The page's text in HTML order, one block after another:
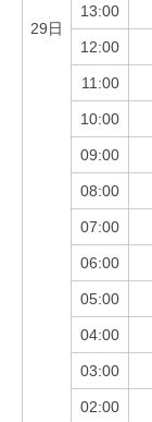
29日
13:00
12:00
11:00
10:00
09:00
08:00
07:00
06:00
05:00
04:00
03:00
02:00